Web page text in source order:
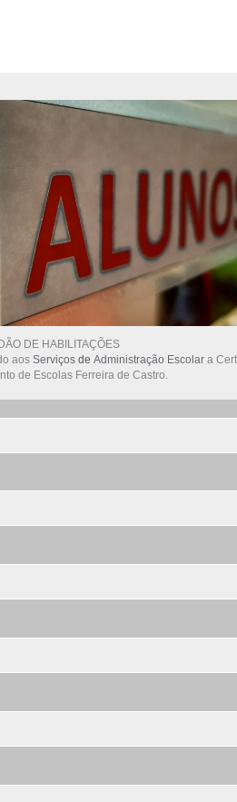
DE HABILITAÇÕES
aos Serviços de Administração Escolar a
de Escolas Ferreira de Castro.